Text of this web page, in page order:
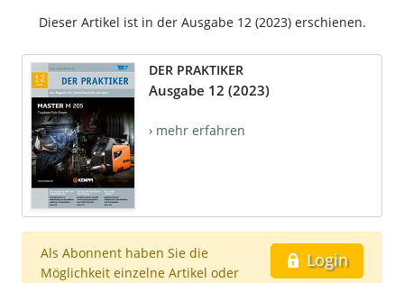
Dieser Artikel ist in der Ausgabe 12 (2023) erschienen.
DER PRAKTIKER
Ausgabe 12 (2023)
› mehr erfahren
Login
Als Abonnent haben Sie die
Möglichkeit einzelne Artikel oder